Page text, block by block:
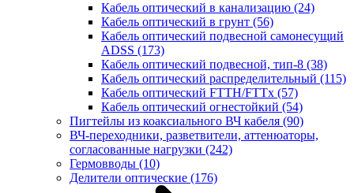
Кабель оптический в канализацию (24)
Кабель оптический в грунт (56)
Кабель оптический подвесной самонесущий
ADSS (173)
Кабель оптический подвесной, тип-8 (38)
Кабель оптический распределительный (115)
Кабель оптический FTTH/FTTx (57)
Кабель оптический огнестойкий (54)
Пигтейлы из коаксиального ВЧ кабеля (90)
ВЧ-переходники, разветвители, аттенюаторы,
согласованные нагрузки (242)
Гермовводы (10)
Делители оптические (176)